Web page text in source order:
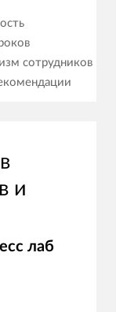
сотрудников
и
лаб